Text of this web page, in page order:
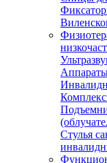
Стулья